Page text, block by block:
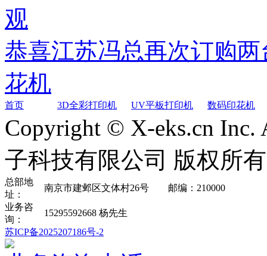
观
恭喜江苏冯总再次订购
花机
首页 3D全彩打印机 UV平板打印机 数码印花机
Copyright © X-eks.cn Inc.
子科技有限公司 版权所有
总部地
址：
南京市建邺区文体村26号 邮编：210000
业务咨
询：
15295592668 杨先生
苏ICP备2025207186号-2